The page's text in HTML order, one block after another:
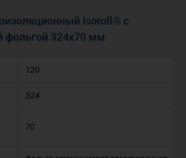
Isoroll® с
фольгой 324х70 мм
120
324
70